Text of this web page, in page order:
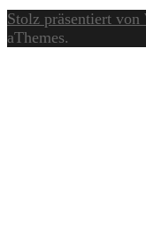
Stolz präsentiert von
aThemes.